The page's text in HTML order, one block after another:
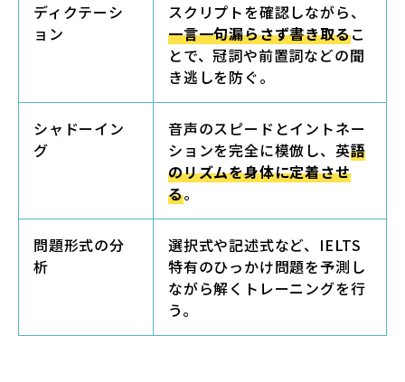
ディクテーシ
ョン
スクリプトを確認しながら、
一言一句漏らさず書き取るこ
とで、冠詞や前置詞などの聞
き逃しを防ぐ。
シャドーイン
グ
音声のスピードとイントネー
ションを完全に模倣し、英語
のリズムを身体に定着させ
る。
問題形式の分
析
選択式や記述式など、IELTS
特有のひっかけ問題を予測し
ながら解くトレーニングを行
う。